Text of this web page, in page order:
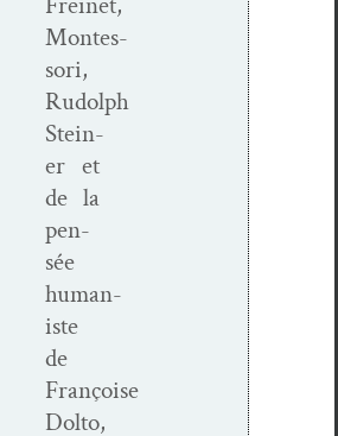
Montes­
sori,
Rudolph
Stein­
er et
de la
pen­
sée
human­
iste
de
Françoise
Dolto,